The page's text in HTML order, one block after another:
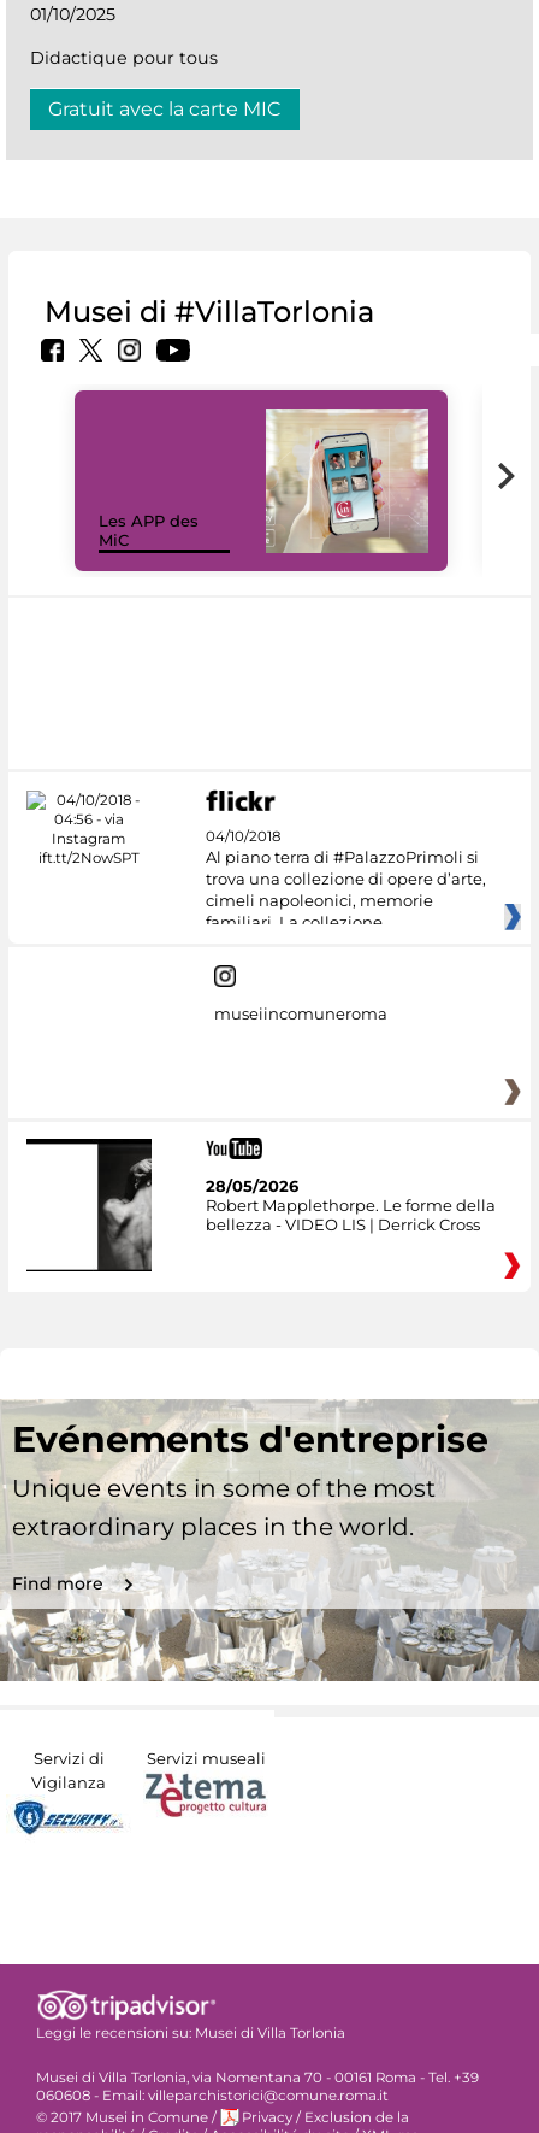
01/10/2025
Didactique pour tous
Gratuit avec la carte MIC
Musei di #VillaTorlonia
Les APP des
MiC
04/10/2018
Al piano terra di #PalazzoPrimoli si
trova una collezione di opere d’arte,
cimeli napoleonici, memorie
familiari. La collezione
museiincomuneroma
28/05/2026
Robert Mapplethorpe. Le forme della
bellezza - VIDEO LIS | Derrick Cross
Evénements d'entreprise
Unique events in some of the most
extraordinary places in the world.
Find more
Servizi di
Vigilanza
Servizi museali
Leggi le recensioni su: Musei di Villa Torlonia
Musei di Villa Torlonia, via Nomentana 70 - 00161 Roma - Tel. +39
060608 - Email: villeparchistorici@comune.roma.it
© 2017 Musei in Comune / Privacy / Exclusion de la